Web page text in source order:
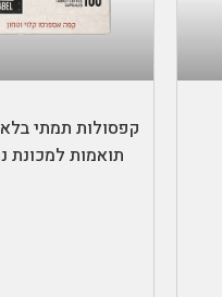
הוספה
קפסולות תמתי
תואמות למכונת